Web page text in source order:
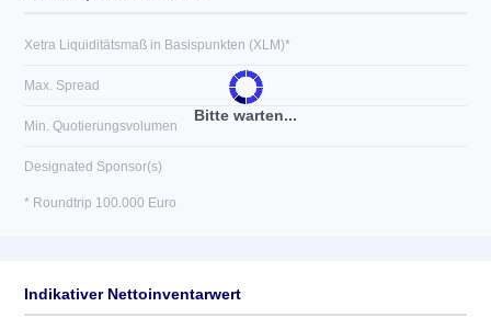
Bitte warten...
Xetra Liquiditätsmaß in Basispunkten (XLM)*
Max. Spread
Min. Quotierungsvolumen
Designated Sponsor(s)
* Roundtrip 100.000 Euro
Indikativer Nettoinventarwert